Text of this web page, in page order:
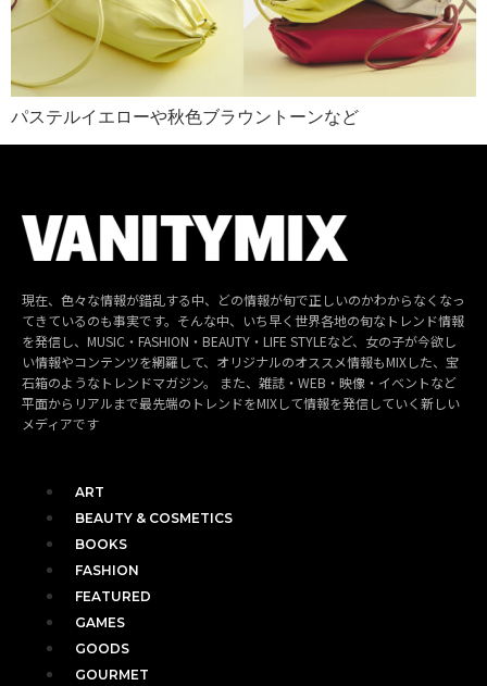
パステルイエローや秋色ブラウントーンなど
現在、色々な情報が錯乱する中、どの情報が旬で正しいのかわからなくなっ
てきているのも事実です。そんな中、いち早く世界各地の旬なトレンド情報
を発信し、MUSIC・FASHION・BEAUTY・LIFE STYLEなど、女の子が今欲し
い情報やコンテンツを網羅して、オリジナルのオススメ情報もMIXした、宝
石箱のようなトレンドマガジン。 また、雑誌・WEB・映像・イベントなど
平面からリアルまで最先端のトレンドをMIXして情報を発信していく新しい
メディアです
ART
BEAUTY & COSMETICS
BOOKS
FASHION
FEATURED
GAMES
GOODS
GOURMET